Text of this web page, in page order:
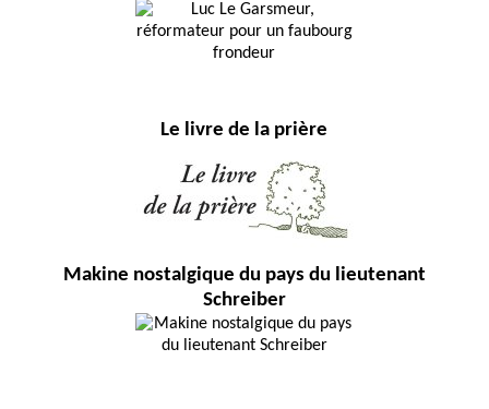
Le livre de la prière
Makine nostalgique du pays du lieutenant
Schreiber